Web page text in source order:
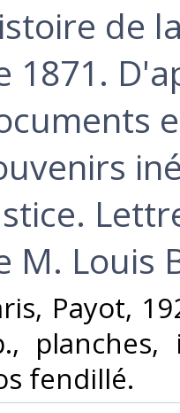
de
1871.
M. Louis
Payot,
planches,
fendillé.‎